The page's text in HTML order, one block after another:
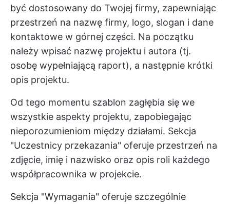
być dostosowany do Twojej firmy, zapewniając
przestrzeń na nazwę firmy, logo, slogan i dane
kontaktowe w górnej części. Na początku
należy wpisać nazwę projektu i autora (tj.
osobę wypełniającą raport), a następnie krótki
opis projektu.
Od tego momentu szablon zagłębia się we
wszystkie aspekty projektu, zapobiegając
nieporozumieniom między działami. Sekcja
"Uczestnicy przekazania" oferuje przestrzeń na
zdjęcie, imię i nazwisko oraz opis roli każdego
współpracownika w projekcie.
Sekcja "Wymagania" oferuje szczególnie